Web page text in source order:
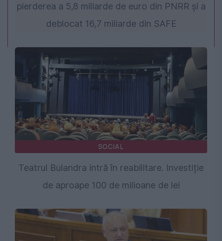
pierderea a 5,8 miliarde de euro din PNRR și a
deblocat 16,7 miliarde din SAFE
SOCIAL
Teatrul Bulandra intră în reabilitare. Investiție
de aproape 100 de milioane de lei